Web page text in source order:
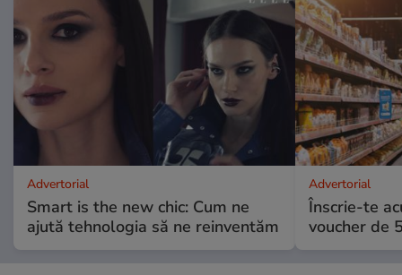
Advertorial
Smart is the new chic: Cum ne
ajută tehnologia să ne reinventăm
Advertorial
Înscrie-te
voucher de